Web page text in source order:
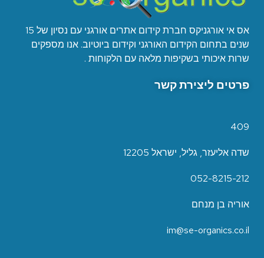
אס אי אורגניקס חברת קידום אתרים אורגני עם נסיון של 15
שנים בתחום הקידום האורגני וקידום ביוטיוב. אנו מספקים
שרות איכותי בשקיפות מלאה עם הלקוחות .
פרטים ליצירת קשר
409
שדה אליעזר, גליל, ישראל 12205
052-8215-212
אוריה בן מנחם
im@se-organics.co.il